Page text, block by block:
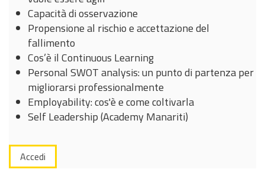
Capacità di osservazione
Propensione al rischio e accettazione del
fallimento
Cos’è il Continuous Learning
Personal SWOT analysis: un punto di partenza per
migliorarsi professionalmente
Employability: cos'è e come coltivarla
Self Leadership (Academy Manariti)
Accedi